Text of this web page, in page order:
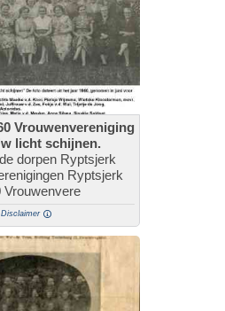
Vrouwenvereniging
licht schijnen.
dorpen Ryptsjerk
Ryptsjerk
Vrouwenvere
Disclaimer